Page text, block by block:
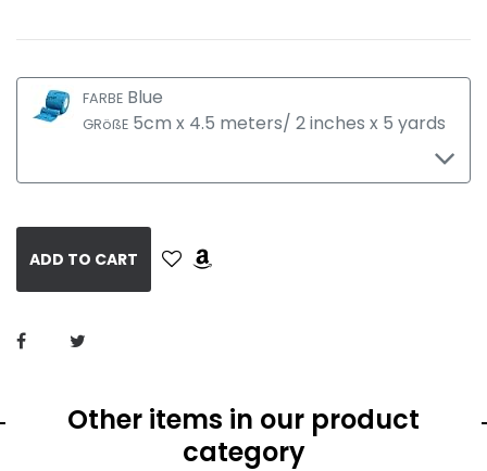
FARBE Blue
GRößE 5cm x 4.5 meters/ 2 inches x 5 yards
ADD TO CART
Other items in our product
category